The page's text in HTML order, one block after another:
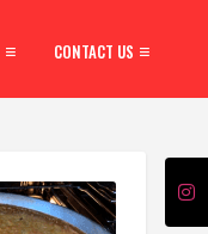
CONTACT US